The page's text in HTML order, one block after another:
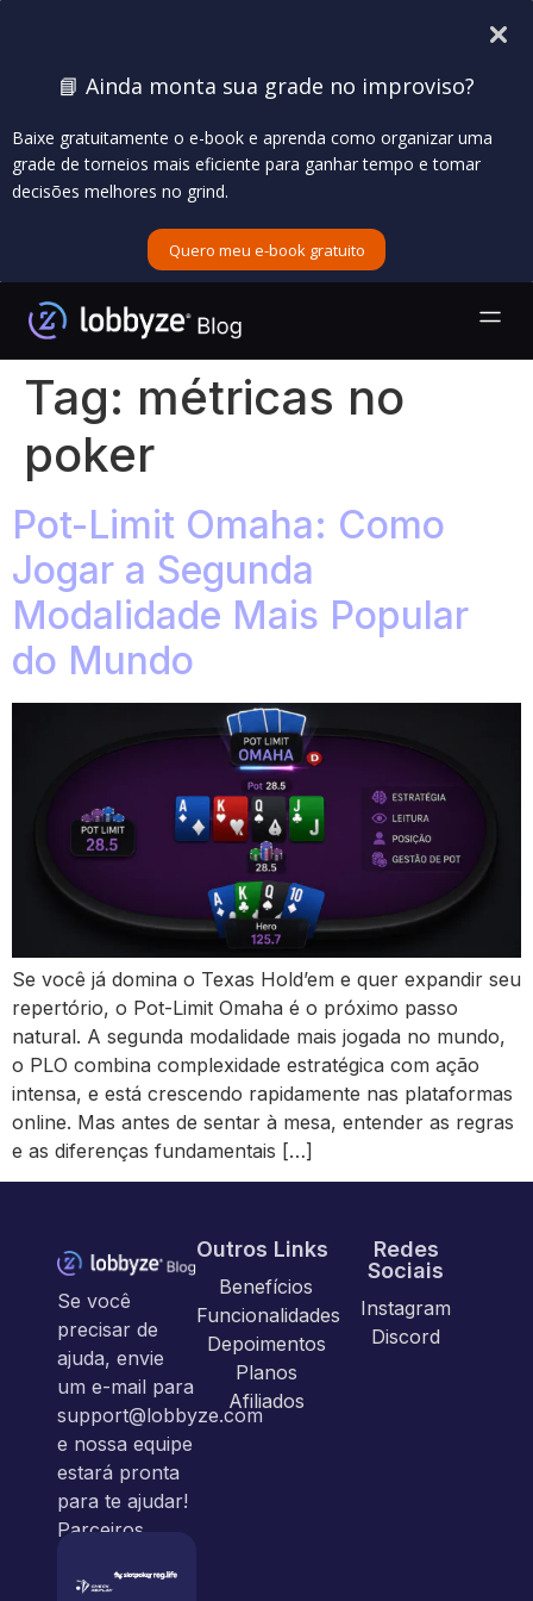
📘 Ainda monta sua grade no improviso?
Baixe gratuitamente o e-book e aprenda como organizar uma
grade de torneios mais eficiente para ganhar tempo e tomar
decisões melhores no grind.
Quero meu e-book gratuito
Tag: métricas no
poker
Pot-Limit Omaha: Como
Jogar a Segunda
Modalidade Mais Popular
do Mundo
Se você já domina o Texas Hold’em e quer expandir seu
repertório, o Pot-Limit Omaha é o próximo passo
natural. A segunda modalidade mais jogada no mundo,
o PLO combina complexidade estratégica com ação
intensa, e está crescendo rapidamente nas plataformas
online. Mas antes de sentar à mesa, entender as regras
e as diferenças fundamentais […]
Se você
precisar de
ajuda, envie
um e-mail para
support@lobbyze.com
e nossa equipe
estará pronta
para te ajudar!
Parceiros
Outros Links
Benefícios
Funcionalidades
Depoimentos
Planos
Afiliados
Redes
Sociais
Instagram
Discord